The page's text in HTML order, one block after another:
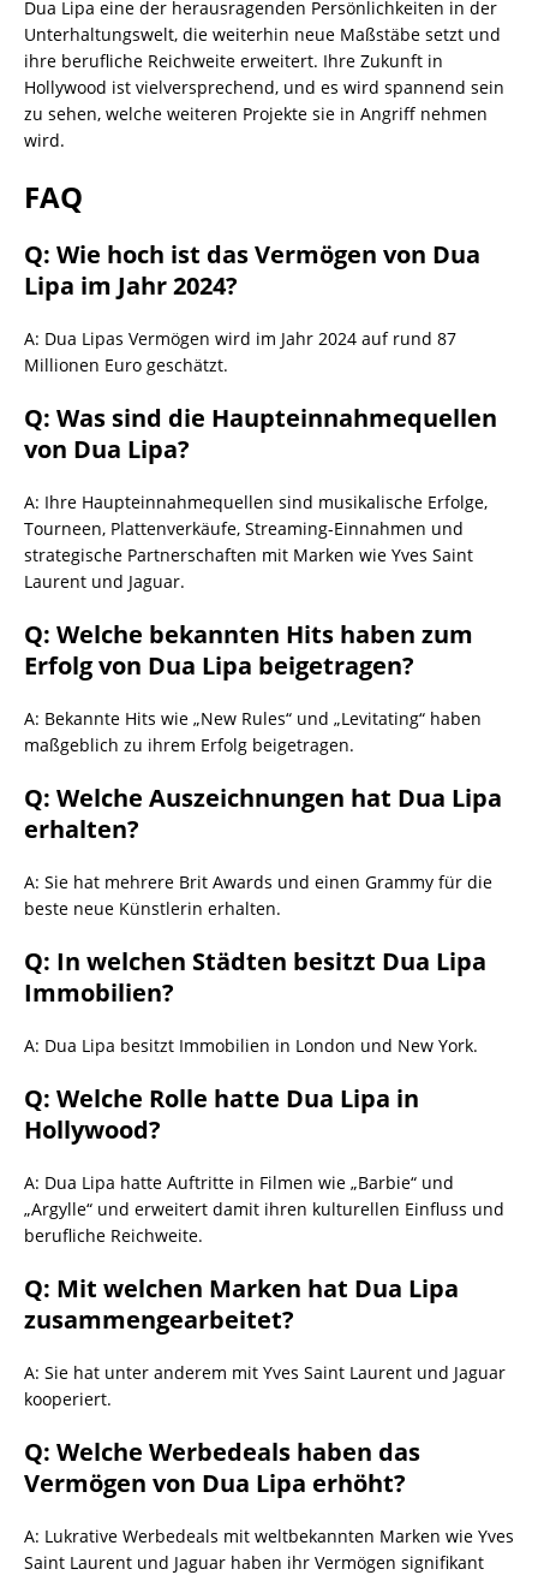
Dua Lipa eine der herausragenden Persönlichkeiten in der
Unterhaltungswelt, die weiterhin neue Maßstäbe setzt und
ihre berufliche Reichweite erweitert. Ihre Zukunft in
Hollywood ist vielversprechend, und es wird spannend sein
zu sehen, welche weiteren Projekte sie in Angriff nehmen
wird.
FAQ
Q: Wie hoch ist das Vermögen von Dua
Lipa im Jahr 2024?
A: Dua Lipas Vermögen wird im Jahr 2024 auf rund 87
Millionen Euro geschätzt.
Q: Was sind die Haupteinnahmequellen
von Dua Lipa?
A: Ihre Haupteinnahmequellen sind musikalische Erfolge,
Tourneen, Plattenverkäufe, Streaming-Einnahmen und
strategische Partnerschaften mit Marken wie Yves Saint
Laurent und Jaguar.
Q: Welche bekannten Hits haben zum
Erfolg von Dua Lipa beigetragen?
A: Bekannte Hits wie „New Rules“ und „Levitating“ haben
maßgeblich zu ihrem Erfolg beigetragen.
Q: Welche Auszeichnungen hat Dua Lipa
erhalten?
A: Sie hat mehrere Brit Awards und einen Grammy für die
beste neue Künstlerin erhalten.
Q: In welchen Städten besitzt Dua Lipa
Immobilien?
A: Dua Lipa besitzt Immobilien in London und New York.
Q: Welche Rolle hatte Dua Lipa in
Hollywood?
A: Dua Lipa hatte Auftritte in Filmen wie „Barbie“ und
„Argylle“ und erweitert damit ihren kulturellen Einfluss und
berufliche Reichweite.
Q: Mit welchen Marken hat Dua Lipa
zusammengearbeitet?
A: Sie hat unter anderem mit Yves Saint Laurent und Jaguar
kooperiert.
Q: Welche Werbedeals haben das
Vermögen von Dua Lipa erhöht?
A: Lukrative Werbedeals mit weltbekannten Marken wie Yves
Saint Laurent und Jaguar haben ihr Vermögen signifikant